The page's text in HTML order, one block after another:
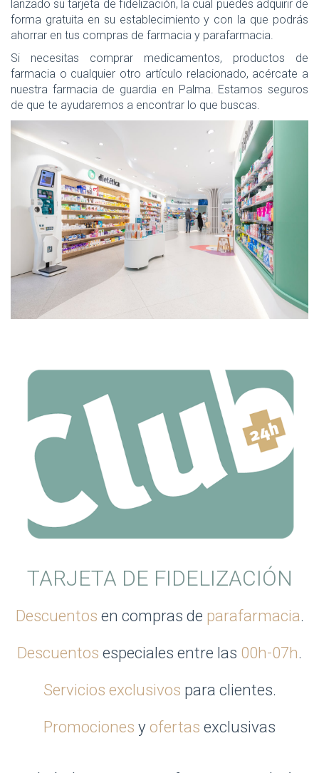
lanzado su tarjeta de fidelización, la cual puedes adquirir de
forma gratuita en su establecimiento y con la que podrás
ahorrar en tus compras de farmacia y parafarmacia.
Si necesitas comprar medicamentos, productos de
farmacia o cualquier otro artículo relacionado, acércate a
nuestra farmacia de guardia en Palma. Estamos seguros
de que te ayudaremos a encontrar lo que buscas.
TARJETA DE FIDELIZACIÓN
Descuentos en compras de parafarmacia.
Descuentos especiales entre las 00h-07h.
Servicios exclusivos para clientes.
Promociones yofertas exclusivas